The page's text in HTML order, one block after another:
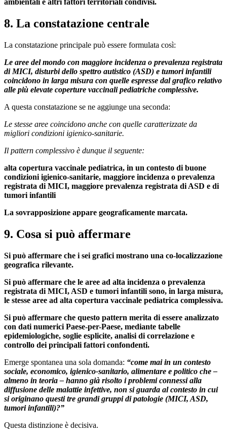
ambientali e altri fattori territoriali condivisi.
8. La constatazione centrale
La constatazione principale può essere formulata così:
Le aree del mondo con maggiore incidenza o prevalenza registrata
di MICI, disturbi dello spettro autistico (ASD) e tumori infantili
coincidono in larga misura con quelle espresse dal grafico relativo
alle più elevate coperture vaccinali pediatriche complessive.
A questa constatazione se ne aggiunge una seconda:
Le stesse aree coincidono anche con quelle caratterizzate da
migliori condizioni igienico-sanitarie.
Il pattern complessivo è dunque il seguente:
alta copertura vaccinale pediatrica, in un contesto di buone
condizioni igienico-sanitarie, maggiore incidenza o prevalenza
registrata di MICI, maggiore prevalenza registrata di ASD e di
tumori infantili
La sovrapposizione appare geograficamente marcata.
9. Cosa si può affermare
Si può affermare che i sei grafici mostrano una co-localizzazione
geografica rilevante.
Si può affermare che le aree ad alta incidenza o prevalenza
registrata di MICI, ASD e tumori infantili sono, in larga misura,
le stesse aree ad alta copertura vaccinale pediatrica complessiva.
Si può affermare che questo pattern merita di essere analizzato
con dati numerici Paese-per-Paese, mediante tabelle
epidemiologiche, soglie esplicite, analisi di correlazione e
controllo dei principali fattori confondenti.
Emerge spontanea una sola domanda: “come mai in un contesto
sociale, economico, igienico-sanitario, alimentare e politico che –
almeno in teoria – hanno già risolto i problemi connessi alla
diffusione delle malattie infettive, non si guarda al contesto in cui
si originano questi tre grandi gruppi di patologie (MICI, ASD,
tumori infantili)?”
Questa distinzione è decisiva.